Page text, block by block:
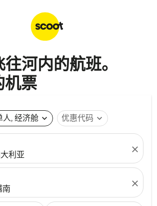
河内的航班。
票
人, 经济舱 expand_more 优惠代码 expand_more
利亚
close
南
close